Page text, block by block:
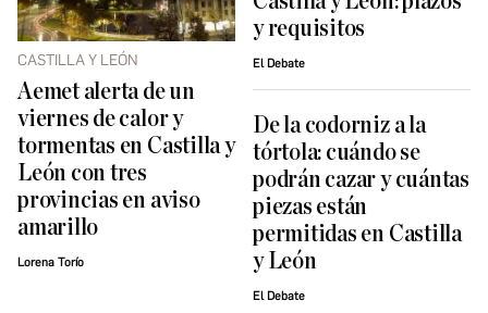
CASTILLA Y LEÓN
Aemet alerta de un
viernes de calor y
tormentas en Castilla y
León con tres
provincias en aviso
amarillo
Lorena Torío
y requisitos
El Debate
De la codorniz a la
tórtola: cuándo se
podrán cazar y cuántas
piezas están
permitidas en Castilla
y León
El Debate